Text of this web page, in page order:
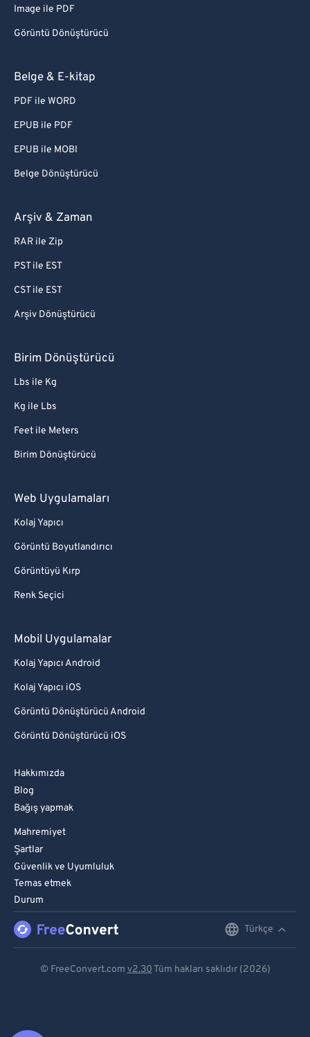
Image ile PDF
Görüntü Dönüştürücü
Belge & E-kitap
PDF ile WORD
EPUB ile PDF
EPUB ile MOBI
Belge Dönüştürücü
Arşiv & Zaman
RAR ile Zip
PST ile EST
CST ile EST
Arşiv Dönüştürücü
Birim Dönüştürücü
Lbs ile Kg
Kg ile Lbs
Feet ile Meters
Birim Dönüştürücü
Web Uygulamaları
Kolaj Yapıcı
Görüntü Boyutlandırıcı
Görüntüyü Kırp
Renk Seçici
Mobil Uygulamalar
Kolaj Yapıcı Android
Kolaj Yapıcı iOS
Görüntü Dönüştürücü Android
Görüntü Dönüştürücü iOS
Hakkımızda
Blog
Bağış yapmak
Mahremiyet
Şartlar
Güvenlik ve Uyumluluk
Temas etmek
Durum
Türkçe
© FreeConvert.com v2.30 Tüm hakları saklıdır (2026)